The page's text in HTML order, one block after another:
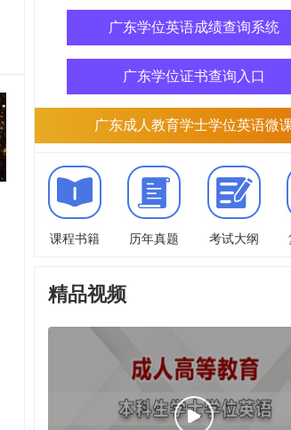
广东学位英语成绩查询系统
广东学位证书查询入口
广东成人教育学士学位英语微
课程书籍 历年真题 考试大纲
精品视频